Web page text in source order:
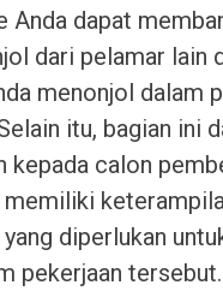
Anda dapat
dari pelamar lain
menonjol dalam
itu, bagian ini
kepada calon
memiliki
diperlukan
pekerjaan tersebut.